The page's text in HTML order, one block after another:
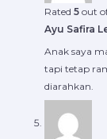
Rated 5 out
Ayu Safira
Anak saya
tapi tetap
diarahkan.